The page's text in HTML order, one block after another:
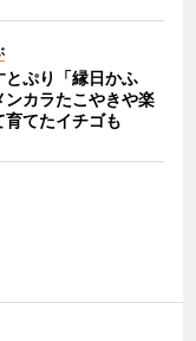
とぷり「縁日かふ
カラたこやきや楽
育てたイチゴも